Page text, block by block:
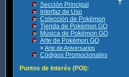
Sección Principal
Interfaz de Uso
Colección de Pokémon
Tienda de Pokémon GO
Música de Pokémon GO
Arte de Pokémon GO
» Arte de Aniversarios
Códigos Promocionales
Puntos de Interés (POI):